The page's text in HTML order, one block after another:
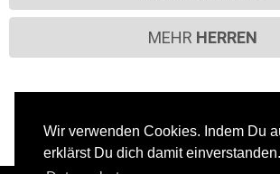
Wir verwenden Cookies. Indem Du
erklärst Du dich damit einverstanden.
MEHR HERREN